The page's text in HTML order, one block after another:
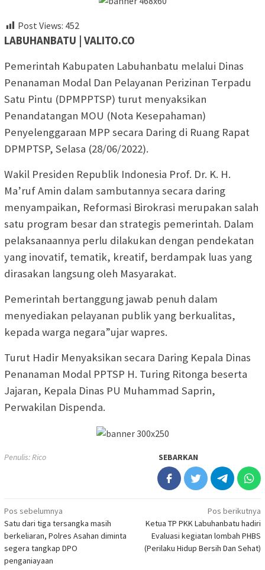
Post Views: 452
LABUHANBATU | VALITO.CO
Pemerintah Kabupaten Labuhanbatu melalui Dinas
Penanaman Modal Dan Pelayanan Perizinan Terpadu
Satu Pintu (DPMPPTSP) turut menyaksikan
Penandatangan MOU (Nota Kesepahaman)
Penyelenggaraan MPP secara Daring di Ruang Rapat
DPMPTSP, Selasa (28/06/2022).
Wakil Presiden Republik Indonesia Prof. Dr. K. H.
Ma’ruf Amin dalam sambutannya secara daring
menyampaikan, Reformasi Birokrasi merupakan salah
satu program besar dan strategis pemerintah. Dalam
pelaksanaannya perlu dilakukan dengan pendekatan
yang inovatif, tematik, kreatif, berdampak luas yang
dirasakan langsung oleh Masyarakat.
Pemerintah bertanggung jawab penuh dalam
menyediakan pelayanan publik yang berkualitas,
kepada warga negara”ujar wapres.
Turut Hadir Menyaksikan secara Daring Kepala Dinas
Penanaman Modal PPTSP H. Turing Ritonga beserta
Jajaran, Kepala Dinas PU Muhammad Saprin,
Perwakilan Dispenda.
Penulis: Rico SEBARKAN
Navigasi
pos
Pos sebelumnya
Satu dari tiga tersangka masih
berkeliaran, Polres Asahan diminta
segera tangkap DPO
penganiayaan
Pos berikutnya
Ketua TP PKK Labuhanbatu hadiri
Evaluasi kegiatan lombah PHBS
(Perilaku Hidup Bersih Dan Sehat)